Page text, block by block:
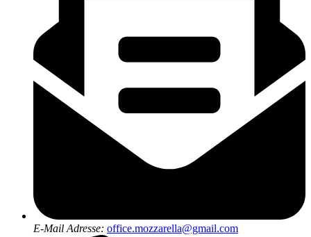
E-Mail Adresse: office.mozzarella@gmail.com